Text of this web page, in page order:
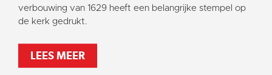
Omgeving
Activiteiten
Steun ons
Contact
verbouwing van 1629 heeft een belangrijke stempel op
de kerk gedrukt.
LEES MEER